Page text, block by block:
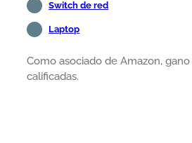
Switch de red
Laptop
Como asociado de Amazon,
calificadas.